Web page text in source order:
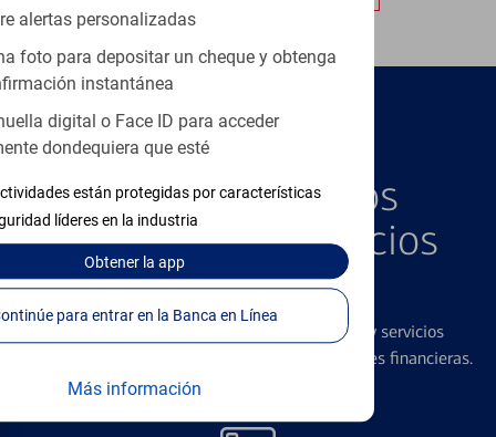
alertas personalizadas
foto para depositar un cheque y obtenga
instantánea
digital o Face ID para acceder
dondequiera que esté
están protegidas por características
líderes en la industria
Obtenerla app
Continúe para entrar en la Banca en Línea
Más información
PRODUCTOS DESTACADOS
Explore Nuestros
Productos y Servicios
Destacados
Ofrecemos una amplia gama de productos y servicios
diseñados para ayudar con todas sus necesidades financieras.